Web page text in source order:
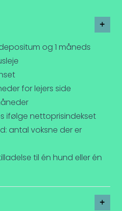
og 1 måneds
for lejers side
ifølge nettoprisindekset
antal voksne der er
til én hund eller én